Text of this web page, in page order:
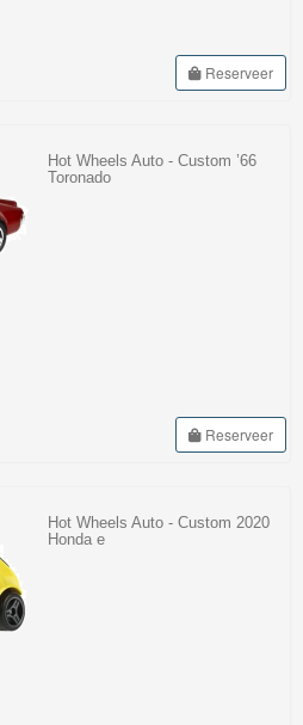
Reserveer
Hot Wheels Auto - Custom ’66
Toronado
Reserveer
Hot Wheels Auto - Custom 2020
Honda e